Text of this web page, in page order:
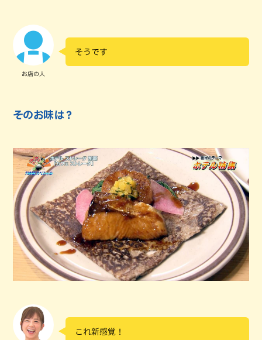
お店の人
そうです
そのお味は？
これ新感覚！